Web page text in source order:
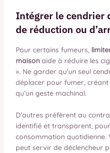
Intégrer le cendrier
de réduction ou
Pour certains fumeurs,
maisonaide à réduire les
». Ne garder qu’un seul
déplacer pour fumer,
qu’un geste machinal.
D’autres préfèrent au
identifié et transparent,
consommation quotidienne.
peut servir de déclencheur